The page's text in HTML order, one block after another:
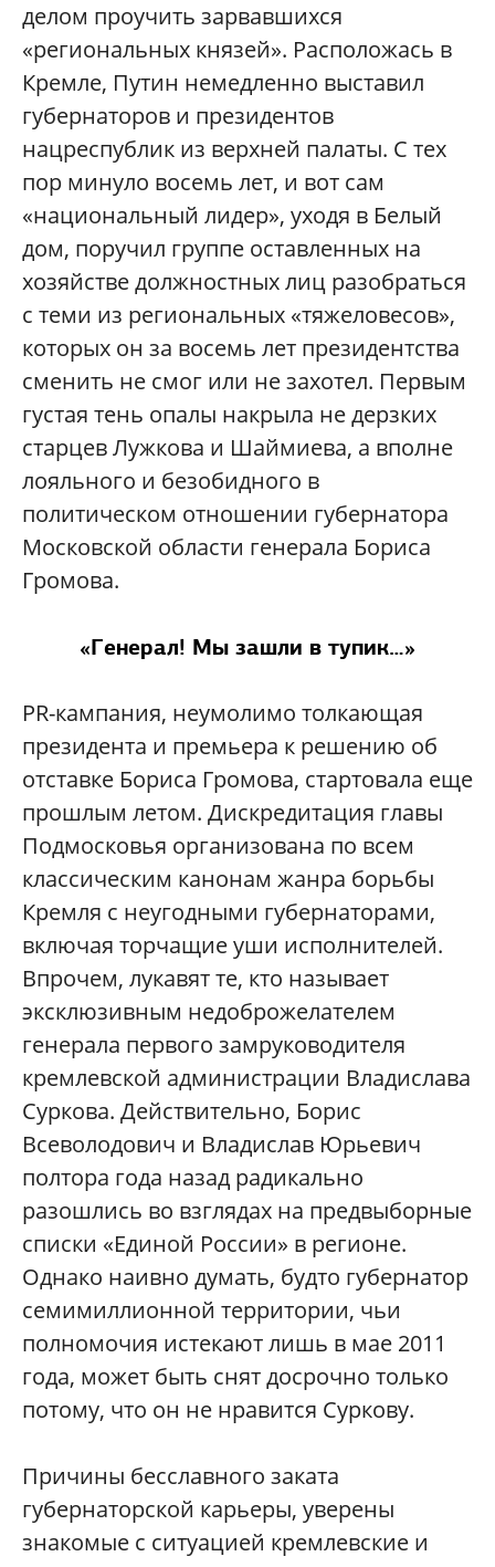
делом проучить зарвавшихся
«региональных князей». Расположась в
Кремле, Путин немедленно выставил
губернаторов и президентов
нацреспублик из верхней палаты. С тех
пор минуло восемь лет, и вот сам
«национальный лидер», уходя в Белый
дом, поручил группе оставленных на
хозяйстве должностных лиц разобраться
с теми из региональных «тяжеловесов»,
которых он за восемь лет президентства
сменить не смог или не захотел. Первым
густая тень опалы накрыла не дерзких
старцев Лужкова и Шаймиева, а вполне
лояльного и безобидного в
политическом отношении губернатора
Московской области генерала Бориса
Громова.
«Генерал! Мы зашли в тупик…»
PR-кампания, неумолимо толкающая
президента и премьера к решению об
отставке Бориса Громова, стартовала еще
прошлым летом. Дискредитация главы
Подмосковья организована по всем
классическим канонам жанра борьбы
Кремля с неугодными губернаторами,
включая торчащие уши исполнителей.
Впрочем, лукавят те, кто называет
эксклюзивным недоброжелателем
генерала первого замруководителя
кремлевской администрации Владислава
Суркова. Действительно, Борис
Всеволодович и Владислав Юрьевич
полтора года назад радикально
разошлись во взглядах на предвыборные
списки «Единой России» в регионе.
Однако наивно думать, будто губернатор
семимиллионной территории, чьи
полномочия истекают лишь в мае 2011
года, может быть снят досрочно только
потому, что он не нравится Суркову.
Причины бесславного заката
губернаторской карьеры, уверены
знакомые с ситуацией кремлевские и